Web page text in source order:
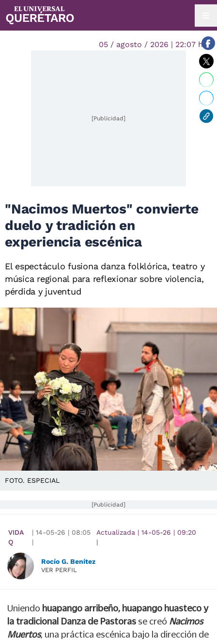
05 / agosto / 2026 | 22:07 hrs.
[Publicidad]
"Nacimos Muertos" convierte
duelo y tradición en
experiencia escénica
El espectáculo fusiona danza folklórica, teatro y
música regional para reflexionar sobre violencia,
pérdida y juventud
FOTO. ESPECIAL
[Publicidad]
VIDA
Q
|14-05-26 | 08:05
|
Actualizada |14-05-26 | 09:20
|
Rocío G. Benítez
VER PERFIL
Uniendo huapango arribeño, huapango huasteco y
la tradicional Danza de Pastoras se creó Nacimos
Muertos, una práctica escénica bajo la dirección de